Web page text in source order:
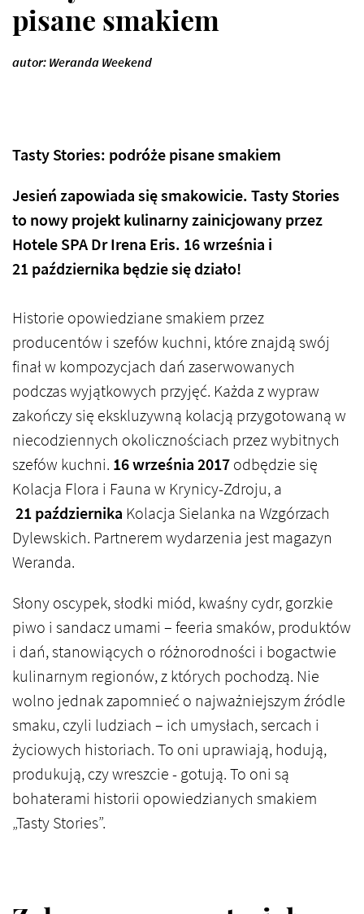
pisane smakiem
autor: Weranda Weekend
Tasty Stories: podróże pisane smakiem
Jesień zapowiada się smakowicie. Tasty Stories
to nowy projekt kulinarny zainicjowany przez
Hotele SPA Dr Irena Eris. 16 września i
21 października będzie się działo!
Historie opowiedziane smakiem przez
producentów i szefów kuchni, które znajdą swój
finał w kompozycjach dań zaserwowanych
podczas wyjątkowych przyjęć. Każda z wypraw
zakończy się ekskluzywną kolacją przygotowaną w
niecodziennych okolicznościach przez wybitnych
szefów kuchni. 16 września 2017odbędzie się
Kolacja Flora i Fauna w Krynicy-Zdroju, a
21 października Kolacja Sielanka na Wzgórzach
Dylewskich. Partnerem wydarzenia jest magazyn
Weranda.
Słony oscypek, słodki miód, kwaśny cydr, gorzkie
piwo i sandacz umami – feeria smaków, produktów
i dań, stanowiących o różnorodności i bogactwie
kulinarnym regionów, z których pochodzą. Nie
wolno jednak zapomnieć o najważniejszym źródle
smaku, czyli ludziach – ich umysłach, sercach i
życiowych historiach. To oni uprawiają, hodują,
produkują, czy wreszcie - gotują. To oni są
bohaterami historii opowiedzianych smakiem
„Tasty Stories”.